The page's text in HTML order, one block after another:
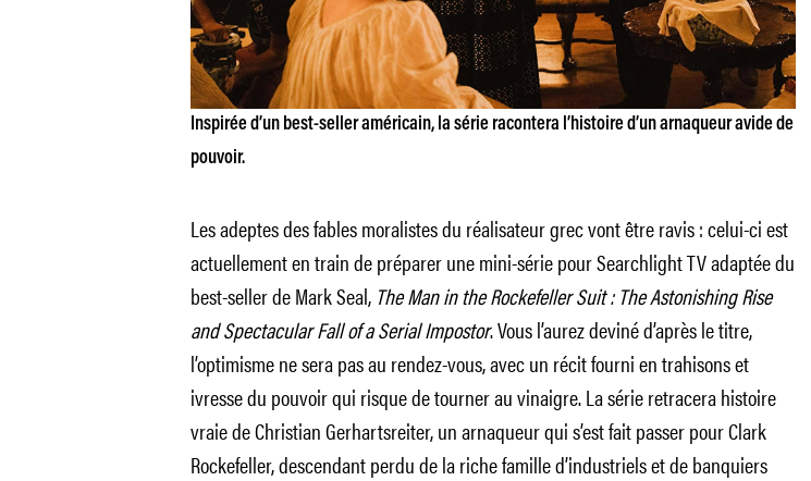
Inspirée d’un best-seller américain, la série racontera l’histoire d’un arnaqueur avide de
pouvoir.
Les adeptes des fables moralistes du réalisateur grec vont être ravis : celui-ci est
actuellement en train de préparer une mini-série pour Searchlight TV adaptée du
best-seller de Mark Seal, The Man in the Rockefeller Suit : The Astonishing Rise
and Spectacular Fall of a Serial Impostor. Vous l’aurez deviné d’après le titre,
l’optimisme ne sera pas au rendez-vous, avec un récit fourni en trahisons et
ivresse du pouvoir qui risque de tourner au vinaigre. La série retracera histoire
vraie de Christian Gerhartsreiter, un arnaqueur qui s’est fait passer pour Clark
Rockefeller, descendant perdu de la riche famille d’industriels et de banquiers